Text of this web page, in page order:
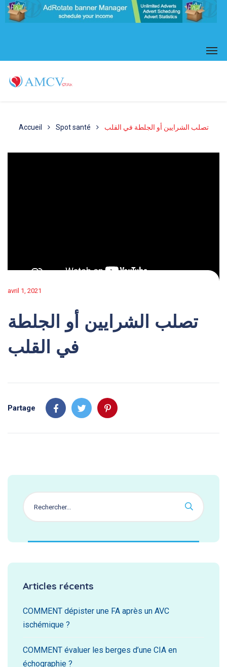
Accueil Spot santé تصلب الشرايين أو الجلطة في القلب
avril 1, 2021
تصلب الشرايين أو الجلطة
في القلب
Partage
Articles récents
COMMENT dépister une FA après un AVC
ischémique ?
COMMENT évaluer les berges d’une CIA en
échographie ?